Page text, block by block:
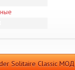
Solitaire Classic МОД